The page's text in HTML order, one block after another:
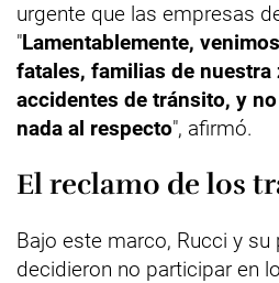
urgente que las empresas
"Lamentablemente,
fatales, familias de nuestra
accidentes de tránsito, y
nada al respecto", afirmó.
El reclamo de los
Bajo este marco, Rucci y su
decidieron no participar en